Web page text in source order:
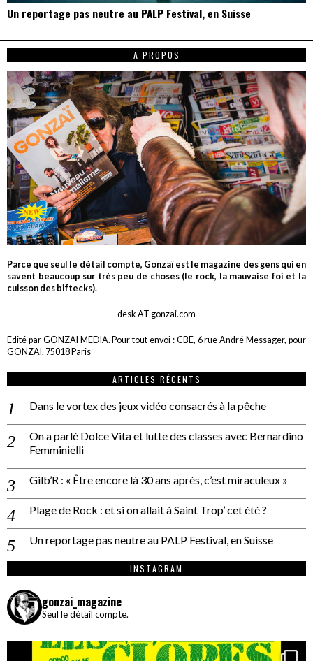
Un reportage pas neutre au PALP Festival, en Suisse
A PROPOS
Parce que seul le détail compte, Gonzaï est le magazine des gens qui en
savent beaucoup sur très peu de choses (le rock, la mauvaise foi et la
cuisson des biftecks).
desk AT gonzai.com
Edité par GONZAÏ MEDIA. Pour tout envoi : CBE, 6 rue André Messager, pour
GONZAÏ, 75018 Paris
ARTICLES RÉCENTS
Dans le vortex des jeux vidéo consacrés à la pêche
On a parlé Dolce Vita et lutte des classes avec Bernardino
Femminielli
Gilb’R : « Être encore là 30 ans après, c’est miraculeux »
Plage de Rock : et si on allait à Saint Trop’ cet été ?
Un reportage pas neutre au PALP Festival, en Suisse
INSTAGRAM
gonzai_magazine
Seul le détail compte.